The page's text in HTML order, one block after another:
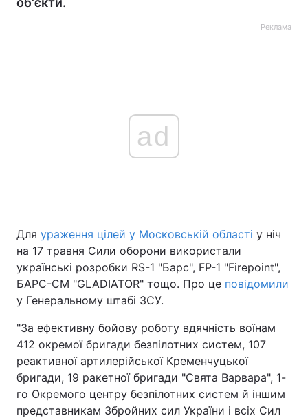
Реклама
ad
Для ураження цілей у Московській області у ніч
на 17 травня Сили оборони використали
українські розробки RS-1 "Барс", FP-1 "Firepoint",
БАРС-СМ "GLADIATOR" тощо. Про це повідомили
у Генеральному штабі ЗСУ.
"За ефективну бойову роботу вдячність воїнам
412 окремої бригади безпілотних систем, 107
реактивної артилерійської Кременчуцької
бригади, 19 ракетної бригади "Свята Варвара", 1-
го Окремого центру безпілотних систем й іншим
представникам Збройних сил України і всіх Сил